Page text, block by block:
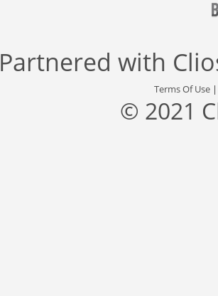
Partnered with
Terms Of Use
© 2021